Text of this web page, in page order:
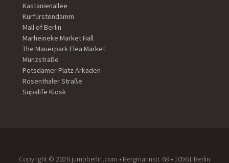
Kastanienallee
Kurfürstendamm
Mall of Berlin
Marheineke Market Hall
The Mauerpark Flea Market
Münzstraße
Potsdamer Platz Arkaden
Rosenthaler Straße
Supalife Kiosk
Copyright ©️ 2026 jumpberlin.com • Bergmannstr. 68 • 10961 Berlin